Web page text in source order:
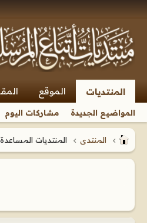
المنتديات الموقع
المواضيع الجديدة مشاركات اليوم
المنتدى المنتديات